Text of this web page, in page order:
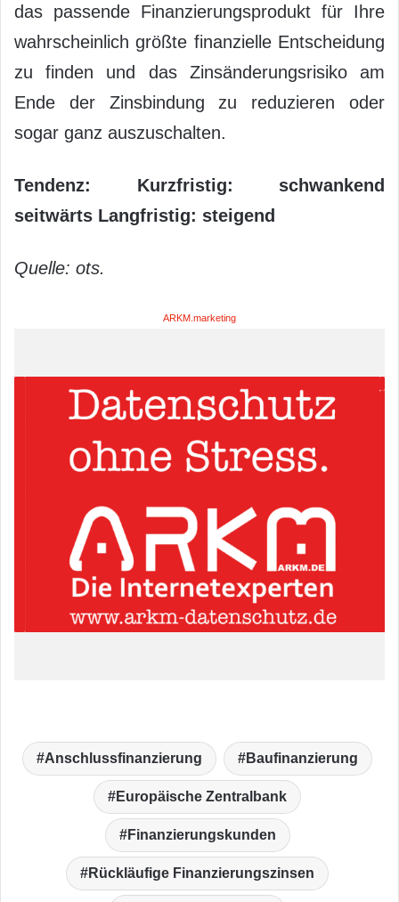
das passende Finanzierungsprodukt für Ihre
wahrscheinlich größte finanzielle Entscheidung
zu finden und das Zinsänderungsrisiko am
Ende der Zinsbindung zu reduzieren oder
sogar ganz auszuschalten.
Tendenz: Kurzfristig: schwankend
seitwärts Langfristig: steigend
Quelle: ots.
ARKM.marketing
Anschlussfinanzierung Baufinanzierung
Europäische Zentralbank
Finanzierungskunden
Rückläufige Finanzierungszinsen